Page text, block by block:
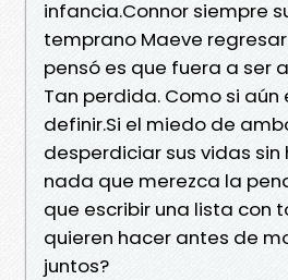
infancia.Connor siempre
temprano Maeve
pensó es que fuera a ser
Tan perdida. Como si aún
definir.Si el miedo de
desperdiciar sus vidas sin
nada que merezca la
que escribir una lista con
quieren hacer antes de
juntos?